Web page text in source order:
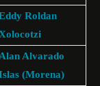
Roldan
Alan Alvarado
(Morena)